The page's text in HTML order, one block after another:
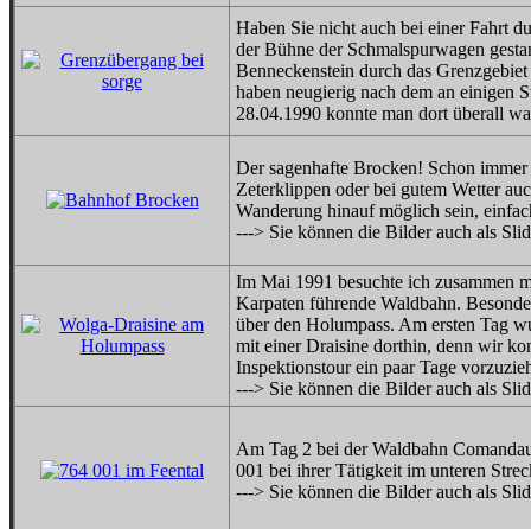
Haben Sie nicht auch bei einer Fahrt
der Bühne der Schmalspurwagen
Benneckenstein durch das
haben neugierig nach dem an einigen
28.04.1990 konnte man dort überall
Der sagenhafte Brocken! Schon
Zeterklippen oder bei gutem Wetter
Wanderung hinauf möglich sein,
---> Sie können die Bilder auch als
Im Mai 1991 besuchte ich zusammen
Karpaten führende Waldbahn.
über den Holumpass. Am ersten Tag
mit einer Draisine dorthin, denn wir
Inspektionstour ein paar Tage
---> Sie können die Bilder auch als
Am Tag 2 bei der Waldbahn
001 bei ihrer Tätigkeit im unteren
---> Sie können die Bilder auch als